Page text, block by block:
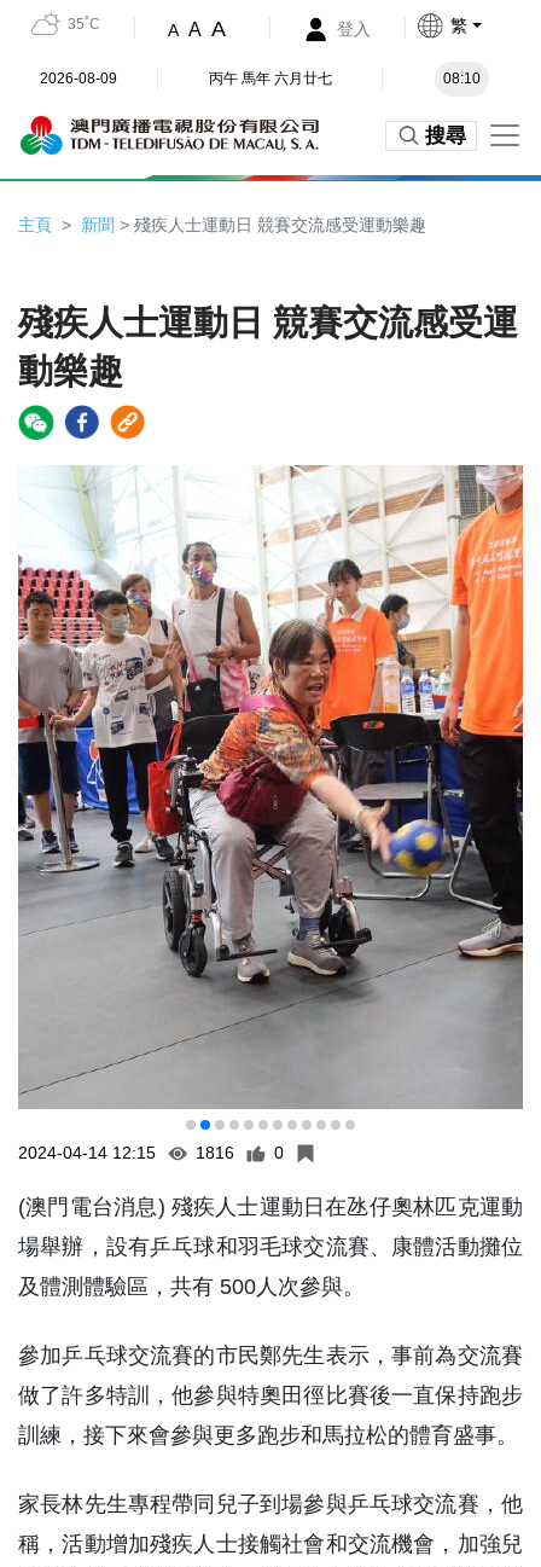
35˚C A A A 登入 繁
2026-08-09 丙午 馬年 六月廿七 08:10
搜尋
主頁 新聞 > 殘疾人士運動日 競賽交流感受運動樂趣
殘疾人士運動日 競賽交流感受運
動樂趣
2024-04-14 12:15 1816 0
(澳門電台消息) 殘疾人士運動日在氹仔奧林匹克運動
場舉辦，設有乒乓球和羽毛球交流賽、康體活動攤位
及體測體驗區，共有 500人次參與。
參加乒乓球交流賽的市民鄭先生表示，事前為交流賽
做了許多特訓，他參與特奧田徑比賽後一直保持跑步
訓練，接下來會參與更多跑步和馬拉松的體育盛事。
家長林先生專程帶同兒子到場參與乒乓球交流賽，他
稱，活動增加殘疾人士接觸社會和交流機會，加強兒